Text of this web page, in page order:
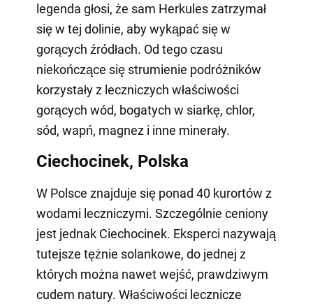
legenda głosi, że sam Herkules zatrzymał
się w tej dolinie, aby wykąpać się w
gorących źródłach. Od tego czasu
niekończące się strumienie podróżników
korzystały z leczniczych właściwości
gorących wód, bogatych w siarkę, chlor,
sód, wapń, magnez i inne minerały.
Ciechocinek, Polska
W Polsce znajduje się ponad 40 kurortów z
wodami leczniczymi. Szczególnie ceniony
jest jednak Ciechocinek. Eksperci nazywają
tutejsze tężnie solankowe, do jednej z
których można nawet wejść, prawdziwym
cudem natury. Właściwości lecznicze